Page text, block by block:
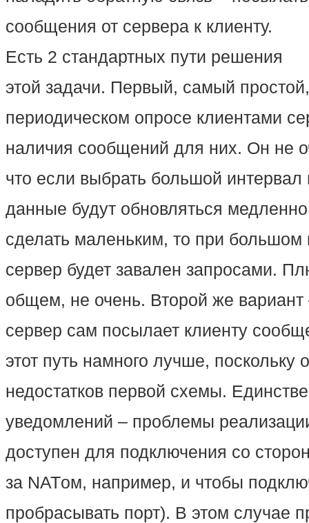
сообщения от сервера к клиенту.
Есть 2 стандартных пути решения
этой задачи. Первый, самый
периодическом опросе клиентами
наличия сообщений для них. Он не
что если выбрать большой
данные будут обновляться
сделать маленьким, то при большом
сервер будет завален запросами.
общем, не очень. Второй же
сервер сам посылает клиенту
этот путь намного лучше, поскольку
недостатков первой схемы.
уведомлений – проблемы
доступен для подключения со
за NATом, например, и чтобы
пробрасывать порт). В этом случае